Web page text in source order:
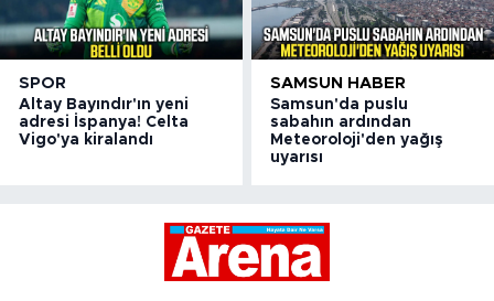
SPOR
Altay Bayındır'ın yeni
adresi İspanya! Celta
Vigo'ya kiralandı
SAMSUN HABER
Samsun'da puslu
sabahın ardından
Meteoroloji'den yağış
uyarısı